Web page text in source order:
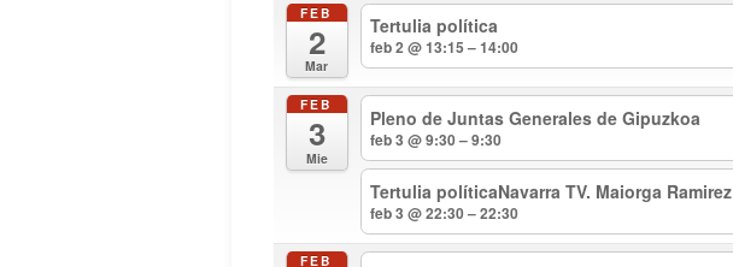
FEB
2
Mar
Tertulia política
feb 2 @ 13:15 – 14:00
FEB
3
Mie
Pleno de Juntas Generales de Gipuzkoa
feb 3 @ 9:30 – 9:30
Tertulia políticaNavarra TV. Maiorga Ramirez
feb 3 @ 22:30 – 22:30
FEB